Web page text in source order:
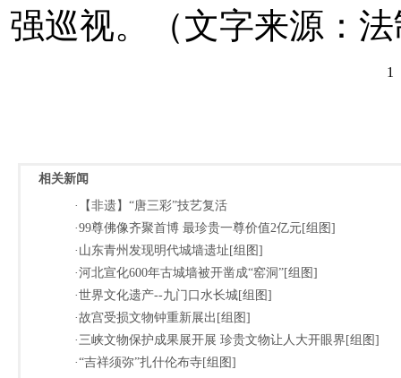
强巡视。（文字来源：
1
相关新闻
·【非遗】“唐三彩”技艺复活
·99尊佛像齐聚首博 最珍贵一尊价值2亿元[组图]
·山东青州发现明代城墙遗址[组图]
·河北宣化600年古城墙被开凿成“窑洞”[组图]
·世界文化遗产--九门口水长城[组图]
·故宫受损文物钟重新展出[组图]
·三峡文物保护成果展开展 珍贵文物让人大开眼界[组图]
·“吉祥须弥”扎什伦布寺[组图]